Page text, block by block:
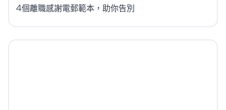
4個離職感謝電郵範本，助你告別